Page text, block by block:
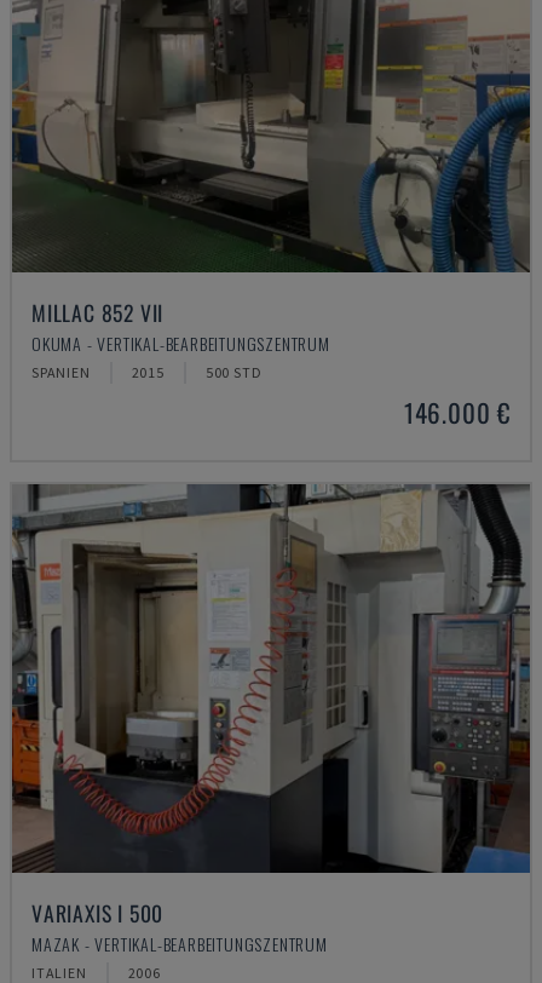
MILLAC 852 VII
OKUMA - VERTIKAL-BEARBEITUNGSZENTRUM
SPANIEN 2015 500 STD
146.000 €
VARIAXIS I 500
MAZAK - VERTIKAL-BEARBEITUNGSZENTRUM
ITALIEN 2006